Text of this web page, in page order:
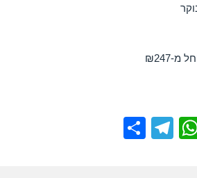
₪247
ישרוטל רויאל גארדן – אילת 19/01/2019
W
T